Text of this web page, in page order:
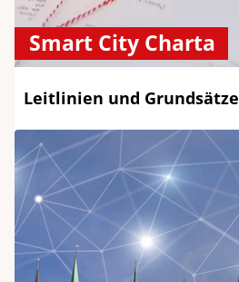
Smart City Charta
Leitlinien und Grundsätze